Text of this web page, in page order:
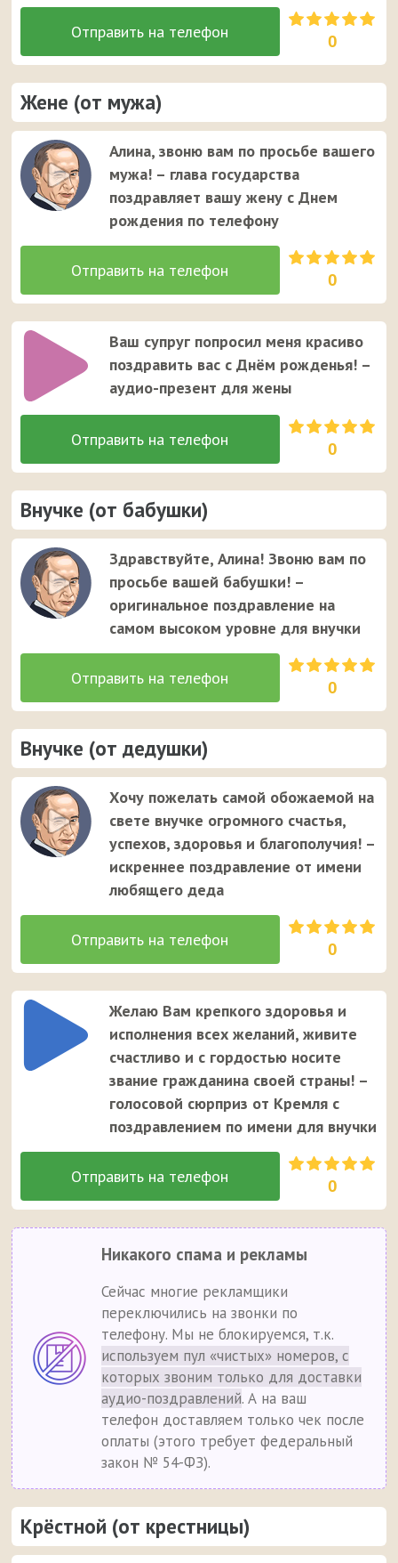
0
Жене (от мужа)
Алина, звоню вам по просьбе вашего
мужа! – глава государства
поздравляет вашу жену с Днем
рождения по телефону
0
Ваш супруг попросил меня красиво
поздравить вас с Днём рожденья! –
аудио-презент для жены
0
Внучке (от бабушки)
Здравствуйте, Алина! Звоню вам по
просьбе вашей бабушки! –
оригинальное поздравление на
самом высоком уровне для внучки
0
Внучке (от дедушки)
Хочу пожелать самой обожаемой на
свете внучке огромного счастья,
успехов, здоровья и благополучия! –
искреннее поздравление от имени
любящего деда
0
Желаю Вам крепкого здоровья и
исполнения всех желаний, живите
счастливо и с гордостью носите
звание гражданина своей страны! –
голосовой сюрприз от Кремля с
поздравлением по имени для внучки
0
Никакого спама и рекламы
Сейчас многие рекламщики
переключились на звонки по
телефону. Мы не блокируемся, т.к.
используем пул «чистых» номеров, с
которых звоним только для доставки
аудио-поздравлений. А на ваш
телефон доставляем только чек после
оплаты (этого требует федеральный
закон № 54-ФЗ).
Крёстной (от крестницы)